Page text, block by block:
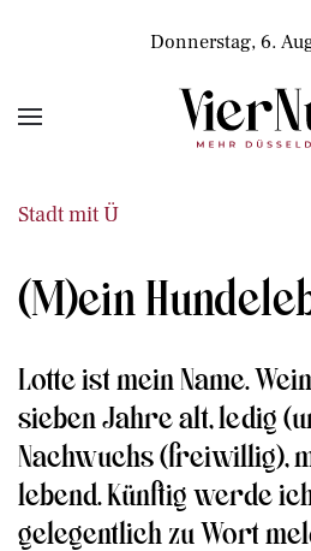
Donnerstag, 6.
Stadt mit Ü
(M)ein
Lotte ist mein Name.
sieben Jahre alt, ledig
Nachwuchs (freiwillig),
lebend. Künftig werde
gelegentlich zu Wort